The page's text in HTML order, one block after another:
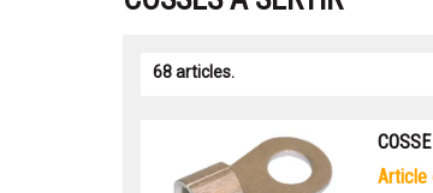
68 articles.